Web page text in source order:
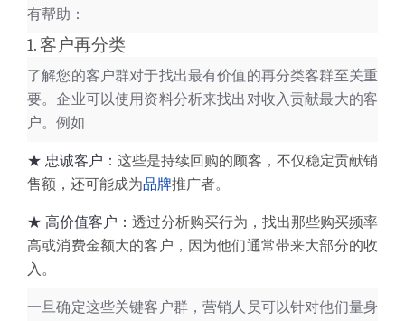
有帮助：
1. 客户再分类
了解您的客户群对于找出最有价值的再分类客群至关重
要。企业可以使用资料分析来找出对收入贡献最大的客
户。例如
★ 忠诚客户： 这些是持续回购的顾客，不仅稳定贡献销
售额，还可能成为品牌推广者。
★ 高价值客户： 透过分析购买行为，找出那些购买频率
高或消费金额大的客户，因为他们通常带来大部分的收
入。
一旦确定这些关键客户群，营销人员可以针对他们量身